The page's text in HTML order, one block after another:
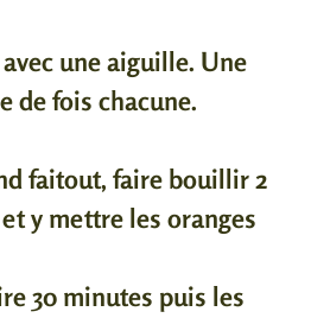
une aiguille. Une
de fois chacune.
faitout, faire bouillir 2
y mettre les oranges
30 minutes puis les